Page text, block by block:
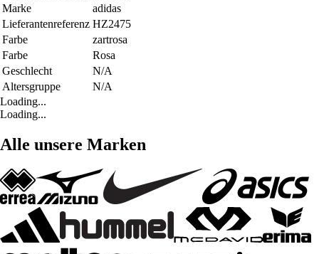
Marke
adidas
Lieferantenreferenz HZ2475
Farbe
zartrosa
Farbe
Rosa
Geschlecht
N/A
Altersgruppe
N/A
Loading...
Loading...
Alle unsere Marken